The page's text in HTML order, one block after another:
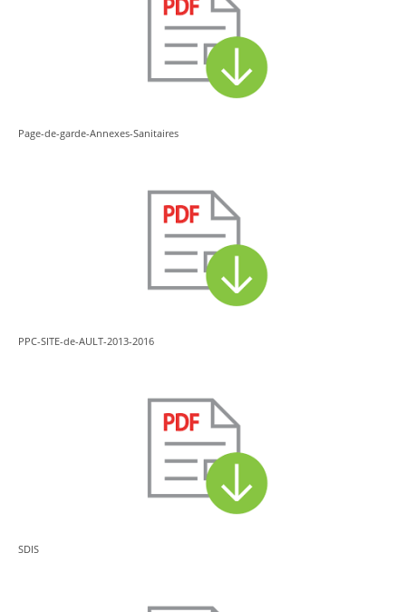
Page-de-garde-Annexes-Sanitaires
PPC-SITE-de-AULT-2013-2016
SDIS